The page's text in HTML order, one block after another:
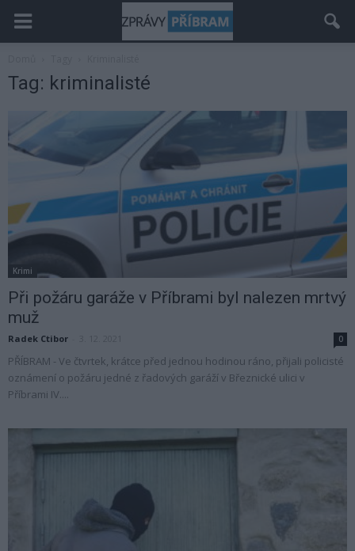
Tag: kriminalisté
Krimi
Při požáru garáže v Příbrami byl nalezen mrtvý
muž
Radek Ctibor 0
PŘÍBRAM - Ve čtvrtek, krátce před jednou hodinou ráno, přijali policisté
oznámení o požáru jedné z řadových garáží v Březnické ulici v
Příbrami IV....